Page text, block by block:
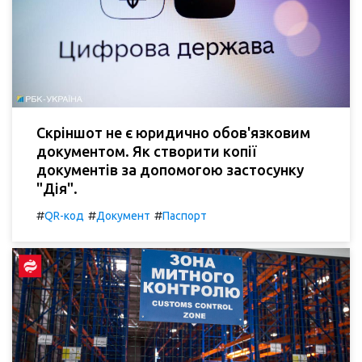
Скріншот не є юридично обов'язковим
документом. Як створити копії
документів за допомогою застосунку
"Дія".
#QR-код #Документ #Паспорт